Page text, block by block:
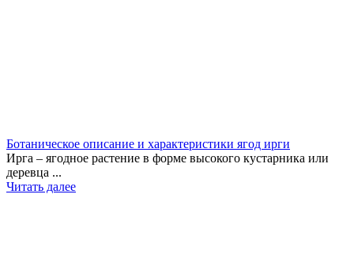
Ботаническое описание и характеристики ягод ирги
Ирга – ягодное растение в форме высокого кустарника или
деревца ...
Читать далее